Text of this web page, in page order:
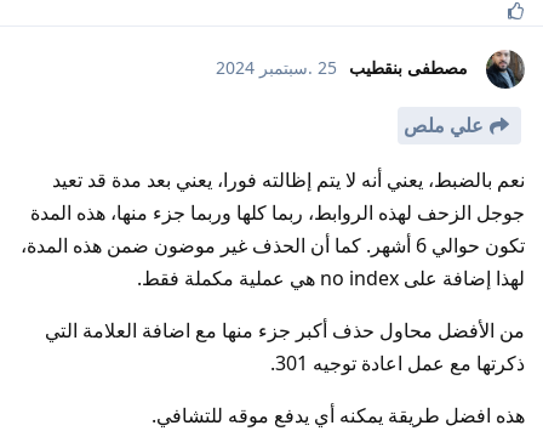
مصطفى بنقطيب 25 .سبتمبر 2024
علي ملص
نعم بالضبط، يعني أنه لا يتم إظالته فورا، يعني بعد مدة قد تعيد
جوجل الزحف لهذه الروابط، ربما كلها وربما جزء منها، هذه المدة
تكون حوالي 6 أشهر. كما أن الحذف غير موضون ضمن هذه المدة،
لهذا إضافة على no index هي عملية مكملة فقط.
من الأفضل محاول حذف أكبر جزء منها مع اضافة العلامة التي
ذكرتها مع عمل اعادة توجيه 301.
هذه افضل طريقة يمكنه أي يدفع موقه للتشافي.